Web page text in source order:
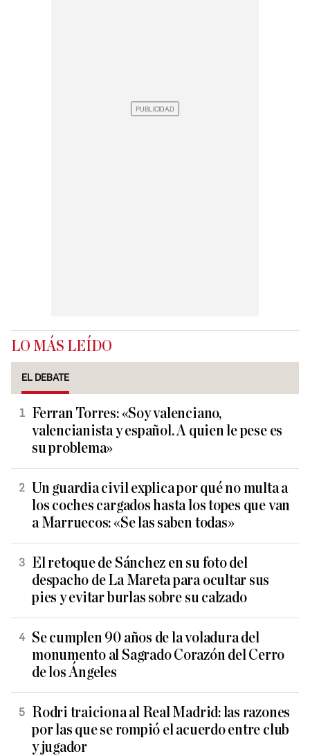
LO MÁS LEÍDO
EL DEBATE
Ferran Torres: «Soy valenciano,
valencianista y español. A quien le pese es
su problema»
Un guardia civil explica por qué no multa a
los coches cargados hasta los topes que van
a Marruecos: «Se las saben todas»
El retoque de Sánchez en su foto del
despacho de La Mareta para ocultar sus
pies y evitar burlas sobre su calzado
Se cumplen 90 años de la voladura del
monumento al Sagrado Corazón del Cerro
de los Ángeles
Rodri traiciona al Real Madrid: las razones
por las que se rompió el acuerdo entre club
y jugador